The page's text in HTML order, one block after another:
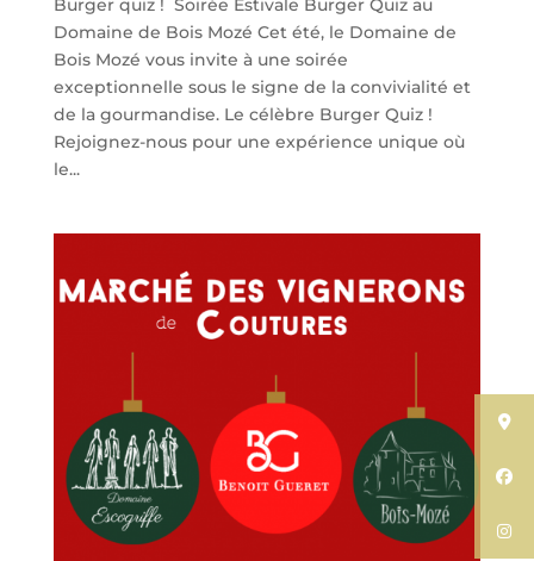
Burger quiz ! Soirée Estivale Burger Quiz au
Domaine de Bois Mozé Cet été, le Domaine de
Bois Mozé vous invite à une soirée
exceptionnelle sous le signe de la convivialité et
de la gourmandise. Le célèbre Burger Quiz !
Rejoignez-nous pour une expérience unique où
le...